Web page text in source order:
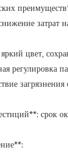
затрат
цвет,
регулировка
срок